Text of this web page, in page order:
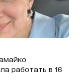
работать в 16